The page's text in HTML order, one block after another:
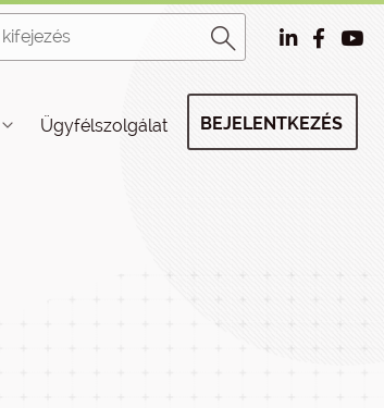
Ügyfélszolgálat BEJELENTKEZÉS